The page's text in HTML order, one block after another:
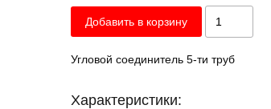
Добавить в корзину
Угловой соединитель 5-ти труб
Характеристики: